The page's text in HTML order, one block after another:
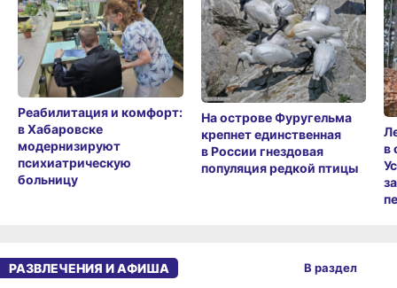
Реабилитация и комфорт:
в Хабаровске
модернизируют
психиатрическую
больницу
На острове Фуругельма
крепнет единственная
в России гнездовая
популяция редкой птицы
в
РАЗВЛЕЧЕНИЯ И АФИША В раздел